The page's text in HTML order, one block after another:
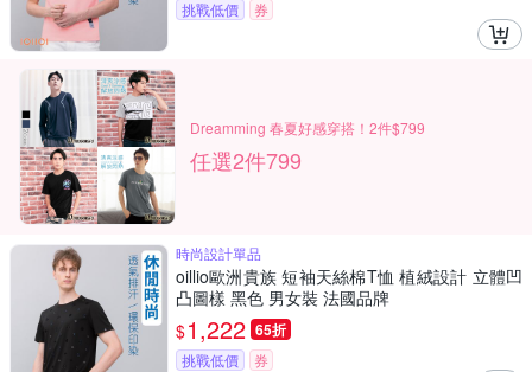
挑戰低價 券
Dreamming 春夏好感穿搭！2件$799
任選2件799
時尚設計單品
oillio歐洲貴族 短袖天絲棉T恤 植絨設計 立體凹
凸圖樣 黑色 男女裝 法國品牌
$1,222 65折
挑戰低價 券